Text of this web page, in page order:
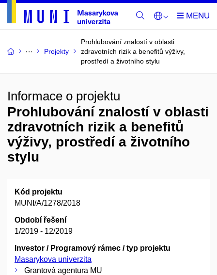
Projekty
Prohlubování znalostí v oblasti
zdravotních rizik a benefitů výživy,
prostředí a životního stylu
Informace o projektu
Prohlubování znalostí v oblasti
zdravotních rizik a benefitů
výživy, prostředí a životního
stylu
Kód projektu
MUNI/A/1278/2018
Období řešení
1/2019 - 12/2019
Investor / Programový rámec / typ projektu
Masarykova univerzita
Grantová agentura MU